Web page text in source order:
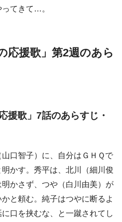
てきて…。
応援歌」第2週のあら
援歌」7話のあらすじ・
口智子）に、自分はＧＨＱで
かす。秀平は、北川（細川俊
かさず、つや（白川由美）が
と頼む。純子はつやに断るよ
口を挟むな、と一蹴されてし